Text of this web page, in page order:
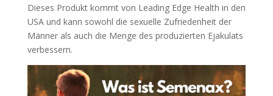
Dieses Produkt kommt von Leading Edge Health in den
USA und kann sowohl die sexuelle Zufriedenheit der
Männer als auch die Menge des produzierten Ejakulats
verbessern.